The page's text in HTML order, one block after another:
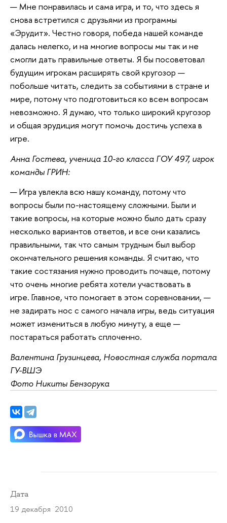
— Мне понравилась и сама игра, и то, что здесь я
снова встретился с друзьями из программы
«Эрудит». Честно говоря, победа нашей команде
далась нелегко, и на многие вопросы мы так и не
смогли дать правильные ответы. Я бы посоветовал
будущим игрокам расширять свой кругозор —
побольше читать, следить за событиями в стране и
мире, потому что подготовиться ко всем вопросам
невозможно. Я думаю, что только широкий кругозор
и общая эрудиция могут помочь достичь успеха в
игре.
Анна Гостева, ученица 10-го класса ГОУ 497, игрок
команды ГРИН:
— Игра увлекла всю нашу команду, потому что
вопросы были по-настоящему сложными. Были и
такие вопросы, на которые можно было дать сразу
несколько вариантов ответов, и все они казались
правильными, так что самым трудным был выбор
окончательного решения команды. Я считаю, что
такие состязания нужно проводить почаще, потому
что очень многие ребята хотели участвовать в
игре. Главное, что помогает в этом соревновании, —
не задирать нос с самого начала игры, ведь ситуация
может измениться в любую минуту, а еще —
постараться работать сплоченно.
Валентина Грузинцева, Новостная служба портала
ГУ-ВШЭ
Фото Никиты Бензорука
Дата
19 декабря 2010